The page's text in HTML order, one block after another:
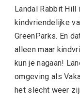
Landal Rabbit
kindvriendelijke
GreenParks. En
alleen maar
kun je nagaan!
omgeving als
het slecht weer